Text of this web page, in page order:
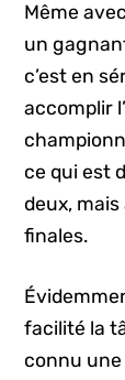
Même
un
c’est en
accomplir
ce qui est
deux,
finales.
facilité la
connu